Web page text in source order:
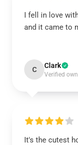
I fell in love
and it came to
C Clark
Verified
It's the cutest